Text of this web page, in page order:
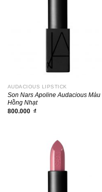
AUDACIOUS LIPSTICK
Son Nars Apoline Audacious Màu
Hồng Nhạt
800.000 ₫